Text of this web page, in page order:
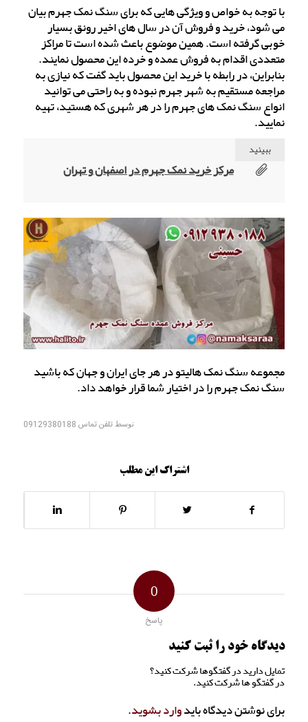
با توجه به خواص و ویژگی هایی که برای سنگ نمک جهرم بیان
می شود، خرید و فروش آن در سال های اخیر رونق بسیار
خوبی گرفته است. همین موضوع باعث شده است تا مراکز
متعددی اقدام به فروش عمده و خرده این محصول نمایند.
بنابراین، در رابطه با خرید این محصول باید گفت که نیازی به
مراجعه مستقیم به شهر جهرم نبوده و به راحتی می توانید
انواع سنگ نمک های جهرم را در هر شهری که هستید، تهیه
نمایید.
ببینید
مرکز خرید نمک جهرم در اصفهان و تهران
مجموعه سنگ نمک هالیتو در هر جای ایران و جهان که باشید
سنگ نمک جهرم را در اختیار شما قرار خواهد داد.
توسطتلفن تماس 09129380188
اشتراک این مطلب
0
پاسخ
دیدگاه خود را ثبت کنید
تمایل دارید در گفتگوها شرکت کنید؟
در گفتگو ها شرکت کنید.
برای نوشتن دیدگاه بایدوارد بشوید.